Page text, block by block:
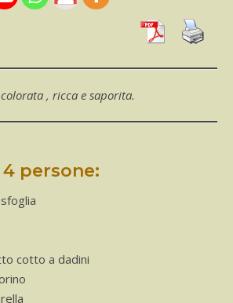
colorata , ricca e saporita.
persone:
cotto a dadini